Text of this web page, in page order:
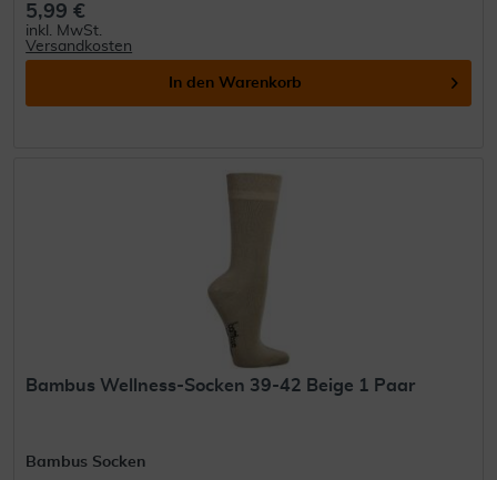
5,99 €
inkl. MwSt.
Versandkosten
In den Warenkorb
Bambus Wellness-Socken 39-42 Beige 1 Paar
Bambus Socken